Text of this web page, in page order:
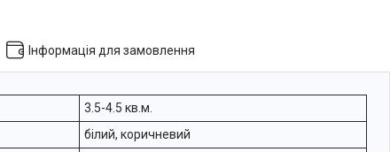
Інформація для замовлення
3.5-4.5 кв.м.
білий, коричневий